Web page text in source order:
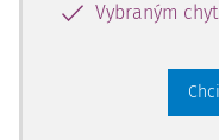
Vybraným